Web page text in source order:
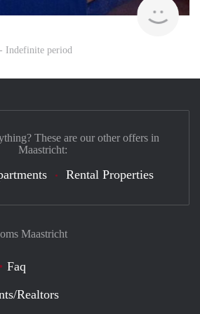
Indefinite period
Maastricht
Faq
Realtors
These are our other offers in
Maastricht:
Rental Properties